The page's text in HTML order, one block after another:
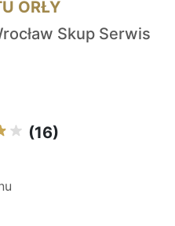
ORŁY
Skup Serwis
(16)